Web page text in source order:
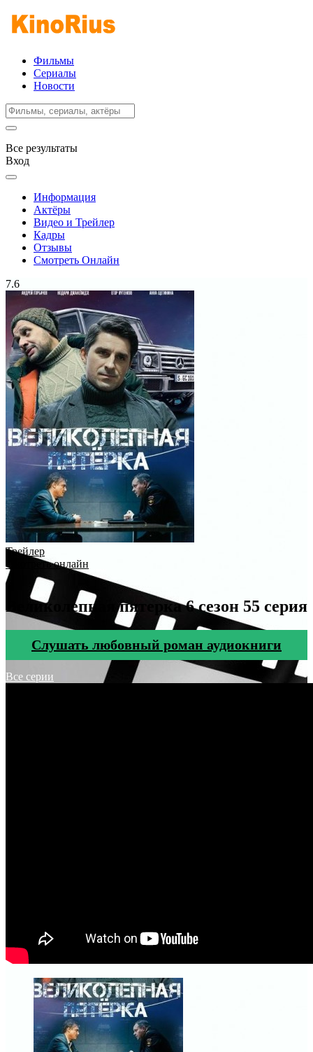
Фильмы
Сериалы
Новости
Все результаты
Вход
Информация
Актёры
Видео и Трейлер
Кадры
Отзывы
Смотреть Онлайн
7.6
Трейлер
Смотреть онлайн
Великолепная пятерка 6 сезон 55 серия
Cлушать любовный роман аудиокниги
Все серии